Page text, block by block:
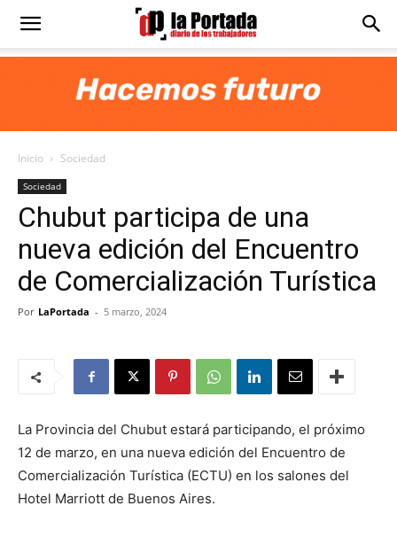
Diario
Portada
Inicio Sociedad
Sociedad
Chubut participa de una
nueva edición del Encuentro
de Comercialización Turística
Por LaPortada - 5 marzo, 2024
La Provincia del Chubut estará participando, el próximo
12 de marzo, en una nueva edición del Encuentro de
Comercialización Turística (ECTU) en los salones del
Hotel Marriott de Buenos Aires.